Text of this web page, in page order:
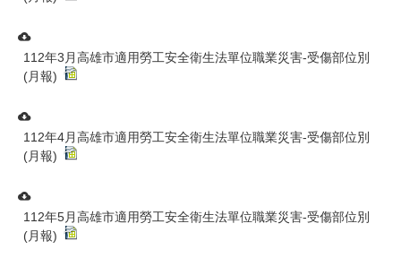
112年3月高雄市適用勞工安全衛生法單位職業災害-受傷部位別
(月報)
112年4月高雄市適用勞工安全衛生法單位職業災害-受傷部位別
(月報)
112年5月高雄市適用勞工安全衛生法單位職業災害-受傷部位別
(月報)